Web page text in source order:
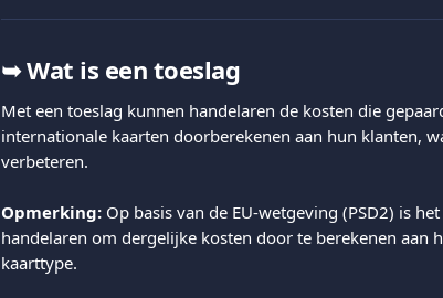
➥ Wat is een toeslag
Met een toeslag kunnen handelaren de kosten die
internationale kaarten doorberekenen aan hun klanten,
verbeteren.
Opmerking: Op basis van de EU-wetgeving (PSD2) is
handelaren om dergelijke kosten door te berekenen aan
kaarttype.